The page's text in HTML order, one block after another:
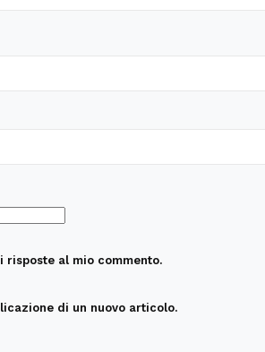
risposte al mio commento.
di un nuovo articolo.